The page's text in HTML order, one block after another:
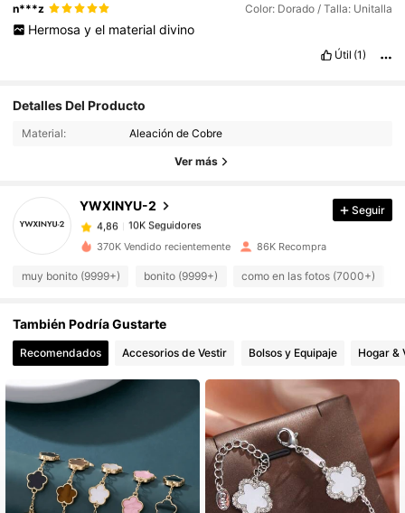
n***z Color: Dorado / Talla: Unitalla
Hermosa y el material divino
Útil (1)
Detalles Del Producto
Material: Aleación de Cobre
Ver más
YWXINYU-2
4,86 10K Seguidores
10K Seguidores
4,86 10K Seguidores
4,86 10K Seguidores
4,86
4,86
4,86
4,86 10K Seguidores
Seguir
370K Vendido recientemente 86K Recompra
muy bonito (9999+) bonito (9999+) como en las fotos (7000+)
También Podría Gustarte
Recomendados Accesorios de Vestir Bolsos y Equipaje Hogar &